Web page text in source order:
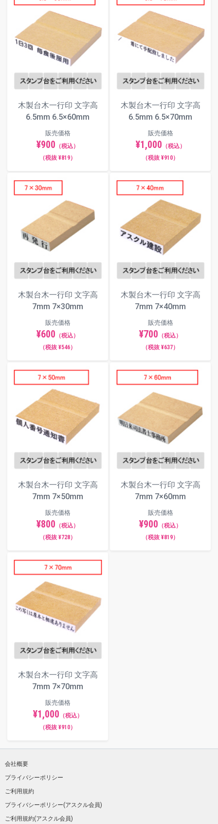
木製台木一行印 文字高
6.5mm 6.5×60mm
販売価格
¥900 （税込）
（税抜 ¥819）
木製台木一行印 文字高
6.5mm 6.5×70mm
販売価格
¥1,000 （税込）
（税抜 ¥910）
木製台木一行印 文字高
7mm 7×30mm
販売価格
¥600 （税込）
（税抜 ¥546）
木製台木一行印 文字高
7mm 7×40mm
販売価格
¥700 （税込）
（税抜 ¥637）
木製台木一行印 文字高
7mm 7×50mm
販売価格
¥800 （税込）
（税抜 ¥728）
木製台木一行印 文字高
7mm 7×60mm
販売価格
¥900 （税込）
（税抜 ¥819）
木製台木一行印 文字高
7mm 7×70mm
販売価格
¥1,000 （税込）
（税抜 ¥910）
会社概要
プライバシーポリシー
ご利用規約
プライバシーポリシー(アスクル会員)
ご利用規約(アスクル会員)